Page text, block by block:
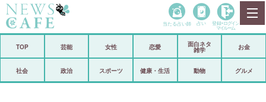
政治
当たる占い師 占い 登録• ログイン
マイルーム
TOP 芸能 女性 恋愛
面白ネタ
雑学
お金
社会 政治 スポーツ 健康・生活 動物 グルメ